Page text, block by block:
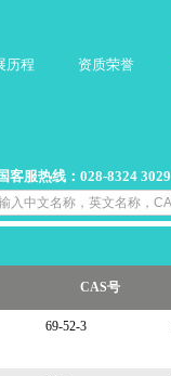
历程 资质荣誉
客服热线：028-8324 3029
CAS号
69-52-3